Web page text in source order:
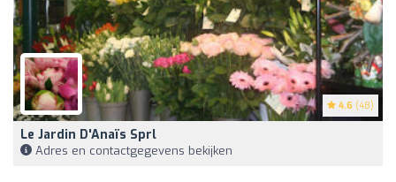
4.6 (48)
Le Jardin D'Anaïs Sprl
Adres en contactgegevens bekijken